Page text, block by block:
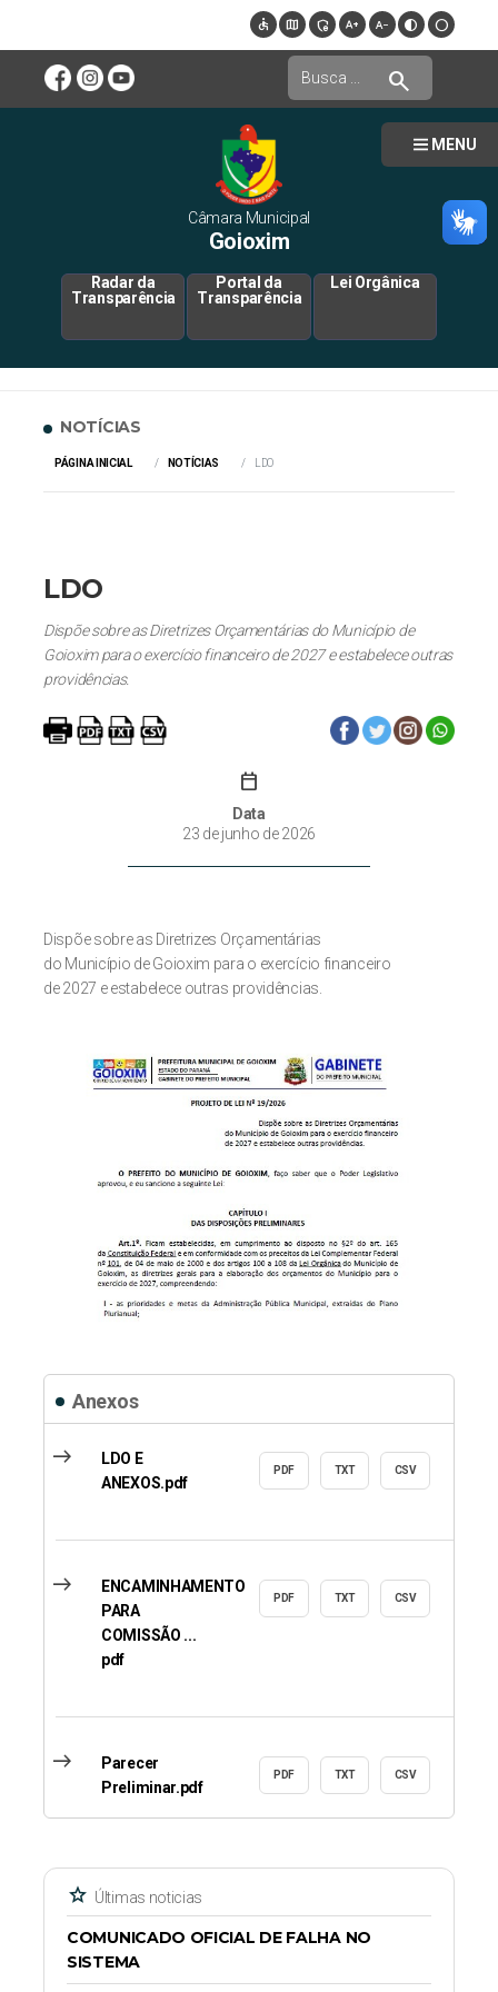
MENU
accessible map admin_panel_settings text_increase text_decrease contrast circle
search
Câmara Municipal
Goioxim
Radar da
Transparência
Portal da
Transparência
Lei Orgânica
NOTÍCIAS
PÁGINA INICIAL NOTÍCIAS LDO
LDO
Dispõe sobre as Diretrizes Orçamentárias do Município de
Goioxim para o exercício financeiro de 2027 e estabelece outras
providências.
calendar_today
Data
23 de junho de 2026
Dispõe sobre as Diretrizes Orçamentárias
do Município de Goioxim para o exercício financeiro
de 2027 e estabelece outras providências.
Anexos
east
LDO E
ANEXOS.pdf
PDF TXT CSV
east
ENCAMINHAMENTO
PARA
COMISSÃO ...
pdf
PDF TXT CSV
east
Parecer
Preliminar.pdf
PDF TXT CSV
star Últimas noticias
COMUNICADO OFICIAL DE FALHA NO
SISTEMA